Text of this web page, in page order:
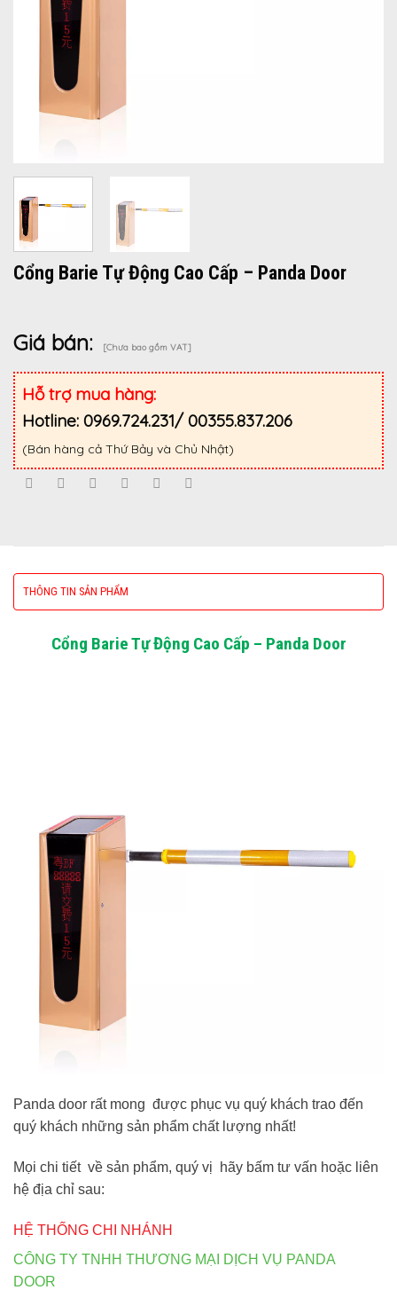
Cổng Barie Tự Động Cao Cấp – Panda Door
Giá bán: [Chưa bao gồm VAT]
Hỗ trợ mua hàng:
Hotline: 0969.724.231/ 00355.837.206
(Bán hàng cả Thứ Bảy và Chủ Nhật)
THÔNG TIN SẢN PHẨM
Cổng Barie Tự Động Cao Cấp – Panda Door
Panda door rất mong được phục vụ quý khách trao đến
quý khách những sản phẩm chất lượng nhất!
Mọi chi tiết về sản phẩm, quý vị hãy bấm tư vấn hoặc liên
hệ địa chỉ sau:
HỆ THỐNG CHI NHÁNH
CÔNG TY TNHH THƯƠNG MẠI DỊCH VỤ PANDA
DOOR